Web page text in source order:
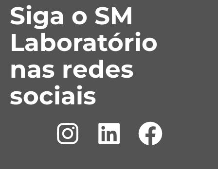
Siga o SM
Laboratório
nas redes
sociais